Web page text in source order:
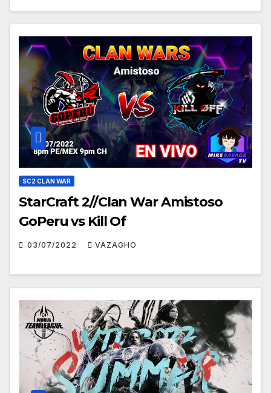
SC2 CLAN WAR
StarCraft 2//Clan War Amistoso
GoPeru vs Kill Of
03/07/2022 VAZAGHO